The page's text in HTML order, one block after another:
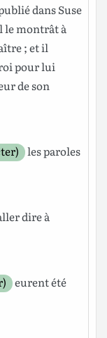
dansSuse
lemontrâtà
; et il
pour lui
de son
lesparoles
direà
eurent été